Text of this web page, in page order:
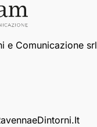
e Comunicazione srl